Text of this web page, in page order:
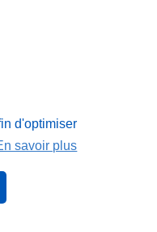
d'optimiser
savoir plus